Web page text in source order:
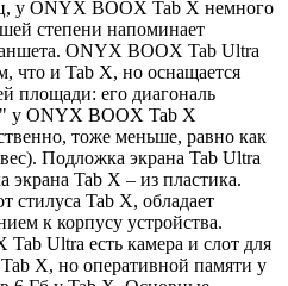
у ONYX BOOX Tab X немного
степени напоминает
ONYX BOOX Tab Ultra
что и Tab X, но оснащается
площади: его диагональ
у ONYX BOOX Tab X
тоже меньше, равно как
Подложка экрана Tab Ultra
экрана Tab X – из пластика.
стилуса Tab X, обладает
к корпусу устройства.
Ultra есть камера и слот для
X, но оперативной памяти у